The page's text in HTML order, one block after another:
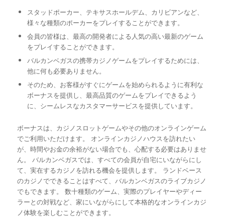
スタッドポーカー、テキサスホールデム、カリビアンなど、
様々な種類のポーカーをプレイすることができます。
会員の皆様は、最高の開発者による人気の高い最新のゲーム
をプレイすることができます。
バルカンベガスの携帯カジノゲームをプレイするためには、
他に何も必要ありません。
そのため、お客様がすぐにゲームを始められるように有利な
ボーナスを提供し、最高品質のゲームをプレイできるよう
に、シームレスなカスタマーサービスを提供しています。
ボーナスは、カジノスロットゲームやその他のオンラインゲーム
でご利用いただけます。 オンラインカジノハウスを訪れたい
が、時間やお金の余裕がない場合でも、心配する必要はありませ
ん。 バルカンベガスでは、すべての会員が自宅にいながらにし
て、実在するカジノを訪れる機会を提供します。 ランドベース
のカジノでできることはすべて、バルカンベガスのライブカジノ
でもできます。 数十種類のゲーム、実際のプレイヤーやディー
ラーとの対戦など、家にいながらにして本格的なオンラインカジ
ノ体験を楽しむことができます。